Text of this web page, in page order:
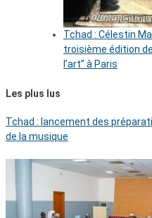
Tchad : Célestin
troisième édition de
l’art’’ à Paris
Les plus lus
Tchad : lancement des
de la musique